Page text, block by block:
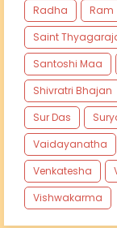
Radha
Ram
Saint
Santoshi Maa
Shivratri Bhajan
Sur Das
Vaidayanatha
Venkatesha
Vishwakarma